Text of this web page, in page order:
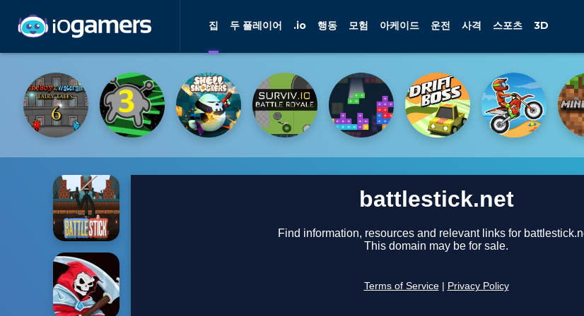
집 두 플레이어 .io 행동 모험 아케이드 운전 사격 스포츠 3D